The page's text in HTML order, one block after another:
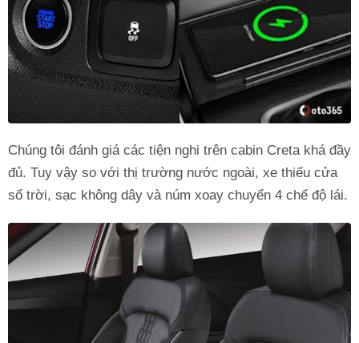
Chúng tôi đánh giá các tiện nghi trên cabin Creta khá đầy
đủ. Tuy vậy so với thị trường nước ngoài, xe thiếu cửa
sổ trời, sạc không dây và núm xoay chuyển 4 chế độ lái.